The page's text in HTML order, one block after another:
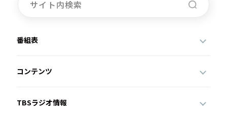
番組表
コンテンツ
TBSラジオ情報